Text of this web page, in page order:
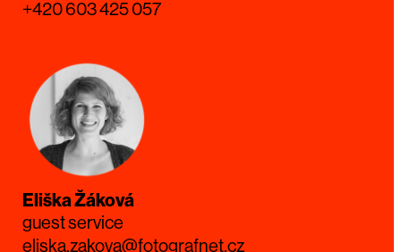
+420 603 425 057
Eliška Žáková
guest service
eliska.zakova@fotografnet.cz